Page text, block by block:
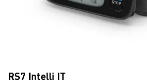
RS7 Intelli IT